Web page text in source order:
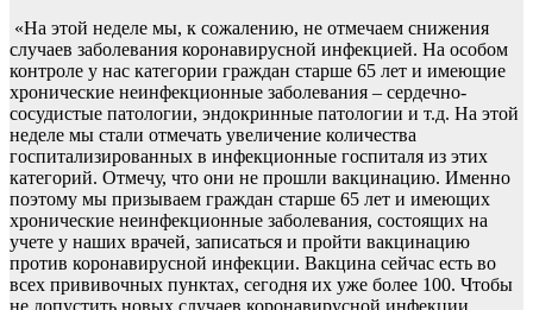
«На этой неделе мы, к сожалению, не отмечаем снижения
случаев заболевания коронавирусной инфекцией. На особом
контроле у нас категории граждан старше 65 лет и имеющие
хронические неинфекционные заболевания – сердечно-
сосудистые патологии, эндокринные патологии и т.д. На этой
неделе мы стали отмечать увеличение количества
госпитализированных в инфекционные госпиталя из этих
категорий. Отмечу, что они не прошли вакцинацию. Именно
поэтому мы призываем граждан старше 65 лет и имеющих
хронические неинфекционные заболевания, состоящих на
учете у наших врачей, записаться и пройти вакцинацию
против коронавирусной инфекции. Вакцина сейчас есть во
всех прививочных пунктах, сегодня их уже более 100. Чтобы
не допустить новых случаев коронавирусной инфекции,